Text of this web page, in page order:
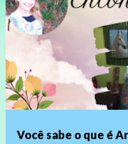
Você sabe o que é